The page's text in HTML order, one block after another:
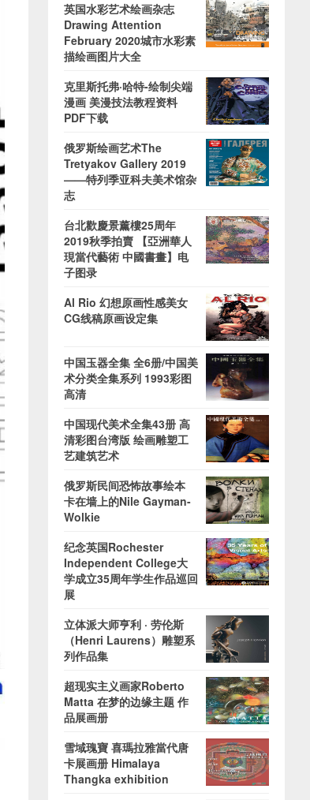
英国水彩艺术绘画杂志
Drawing Attention
February 2020城市水彩素
描绘画图片大全
克里斯托弗·哈特-绘制尖端
漫画 美漫技法教程资料
PDF下载
俄罗斯绘画艺术The
Tretyakov Gallery 2019
——特列季亚科夫美术馆杂
志
台北歡慶景薰樓25周年
2019秋季拍賣 【亞洲華人
現當代藝術 中國書畫】电
子图录
Al Rio 幻想原画性感美女
CG线稿原画设定集
中国玉器全集 全6册/中国美
术分类全集系列 1993彩图
高清
中国现代美术全集43册 高
清彩图台湾版 绘画雕塑工
艺建筑艺术
俄罗斯民间恐怖故事绘本
卡在墙上的Nile Gayman-
Wolkie
纪念英国Rochester
Independent College大
学成立35周年学生作品巡回
展
立体派大师亨利 · 劳伦斯
（Henri Laurens）雕塑系
列作品集
超现实主义画家Roberto
Matta 在梦的边缘主题 作
品展画册
雪域瑰寶 喜瑪拉雅當代唐
卡展画册 Himalaya
Thangka exhibition